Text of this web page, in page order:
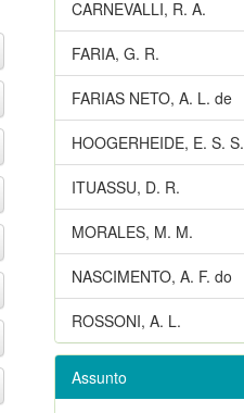
CARNEVALLI, R. A.
FARIA, G. R.
FARIAS NETO, A. L. de
HOOGERHEIDE, E. S. S.
ITUASSU, D. R.
MORALES, M. M.
NASCIMENTO, A. F. do
ROSSONI, A. L.
Assunto